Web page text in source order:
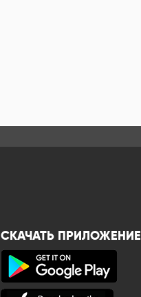
СКАЧАТЬ ПРИЛОЖЕНИЕ